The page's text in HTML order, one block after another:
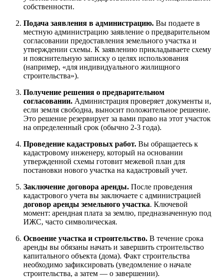
собственности.
Подача заявления в администрацию. Вы подаете в
местную администрацию заявление о предварительном
согласовании предоставления земельного участка и
утверждении схемы. К заявлению прикладываете схему
и пояснительную записку о целях использования
(например, «для индивидуального жилищного
строительства»).
Получение решения о предварительном
согласовании. Администрация проверяет документы и,
если земля свободна, выносит положительное решение.
Это решение резервирует за вами право на этот участок
на определенный срок (обычно 2-3 года).
Проведение кадастровых работ. Вы обращаетесь к
кадастровому инженеру, который на основании
утвержденной схемы готовит межевой план для
постановки нового участка на кадастровый учет.
Заключение договора аренды. После проведения
кадастрового учета вы заключаете с администрацией
договор аренды земельного участка. Ключевой
момент: арендная плата за землю, предназначенную под
ИЖС, часто символическая.
Освоение участка и строительство. В течение срока
аренды вы обязаны начать и завершить строительство
капитального объекта (дома). Факт строительства
необходимо зафиксировать (уведомление о начале
строительства, а затем — о завершении).